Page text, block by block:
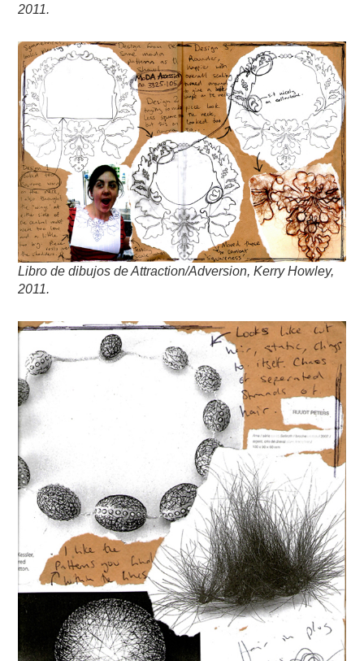
2011.
Libro de dibujos de Attraction/Adversion, Kerry Howley,
2011.